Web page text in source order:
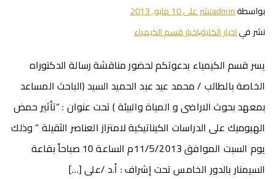
بواسطةadminنشر على10 مايو, 2013
نشر فياخبار الكلية،اخبار قسم الكيمياء
يسر قسم الكيمياء بدعوتكم لحضور مناقشة رسالة الدكتوراه
الخاصة بالطالب / محمد عيد عبد الحميد السيد (الباحث المساعد
بمعهد بحوث الاراضى و المياة والبيئة ) تحت عنوان : “تأثير حمض
الهيوميك على الدراسات الكيناتيكية لامتزاز العناصر الثقيلة ” وذلك
يوم السبت الموافق 11/5/2013م الساعة 10 صباحاً بقاعة
السيمنار بالدور الخامس تحت إشراف : أ.د /على […]